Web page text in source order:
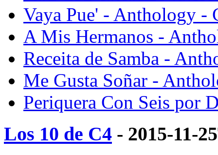
Vaya Pue' - Anthology -
A Mis Hermanos -
Receita de Samba -
Me Gusta Soñar -
Periquera Con Seis por
Los 10 de C4 - 2015-11-